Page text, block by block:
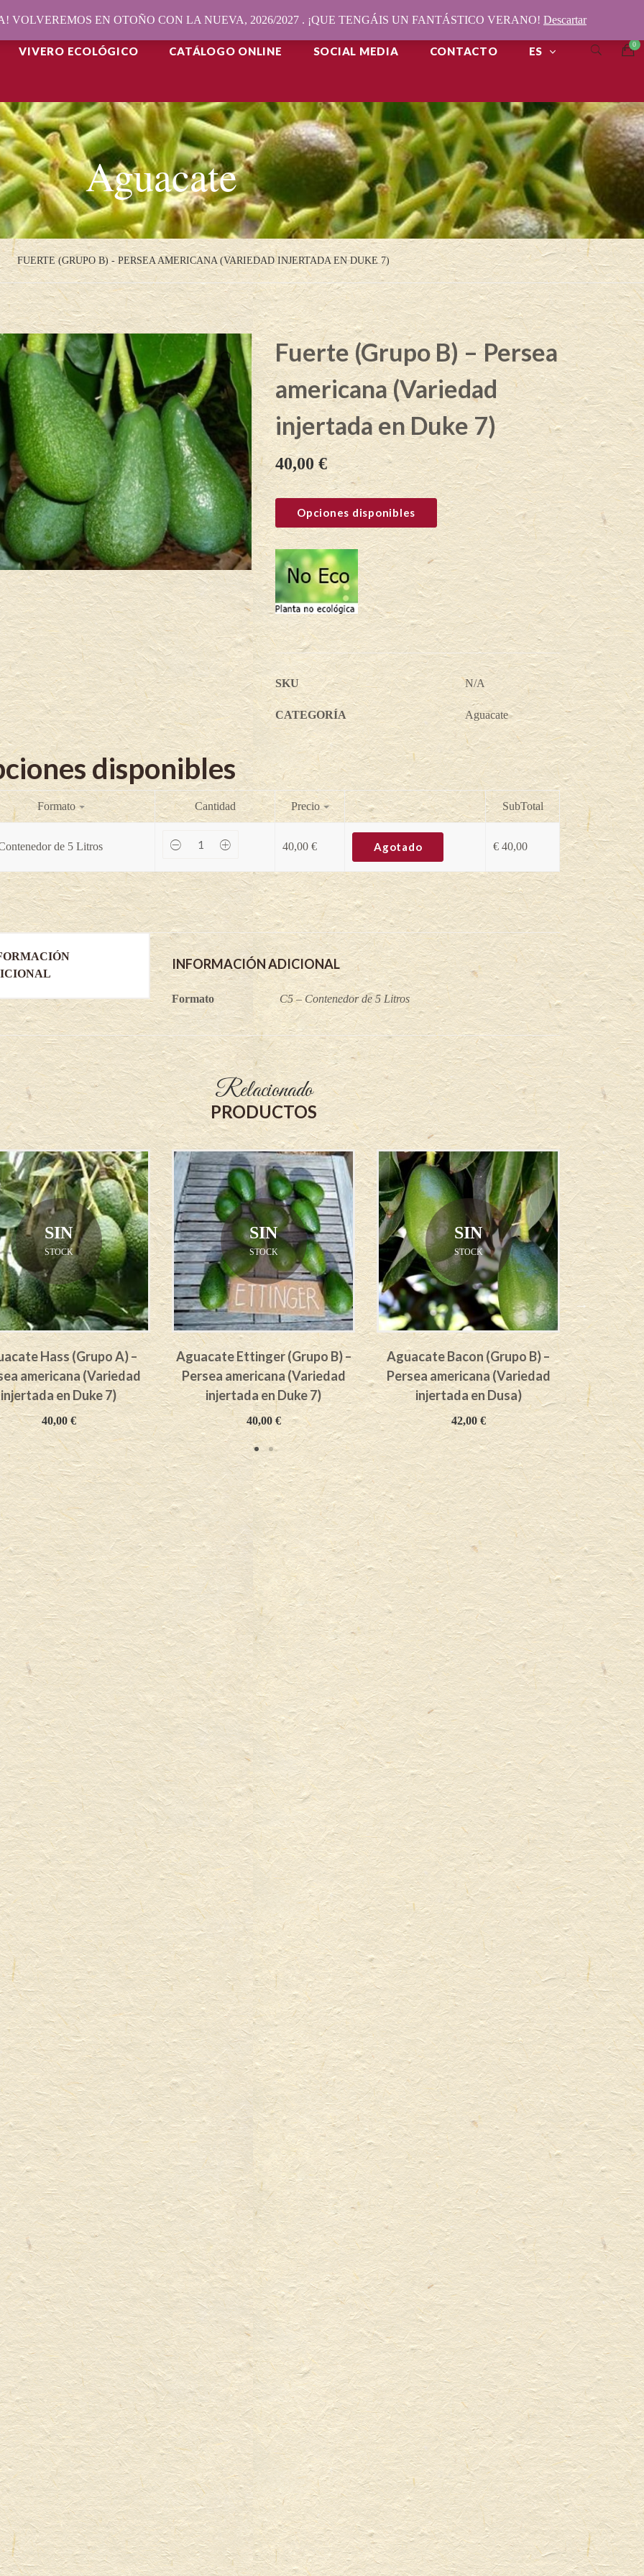
VIVERO ECOLÓGICO CATÁLOGO ONLINE SOCIAL MEDIA CONTACTO ES
Aguacate
FUERTE (GRUPO B) - PERSEA AMERICANA (VARIEDAD INJERTADA EN DUKE 7)
Fuerte (Grupo B) – Persea
americana (Variedad
injertada en Duke 7)
40,00€
Opciones disponibles
SKU N/A
CATEGORÍA Aguacate
disponibles
Formato Cantidad Precio SubTotal
de 5 Litros
Fuerte
(Grupo
-
Persea
americana
(Variedad
injertada
en
Duke
7)
quantity
40,00 € Agotado € 40,00
INFORMACIÓN ADICIONAL
Formato C5 – Contenedor de 5 Litros
Relacionado
PRODUCTOS
SIN
STOCK
Hass (Grupo A) –
americana (Variedad
injertada en Duke 7)
40,00 €
SIN
STOCK
Aguacate Ettinger (Grupo B) –
Persea americana (Variedad
injertada en Duke 7)
40,00€
SIN
STOCK
Aguacate Bacon (Grupo B) –
Persea americana (Variedad
injertada en Dusa)
42,00€
– Persea
VOLVEREMOS EN OTOÑO CON LA NUEVA, 2026/2027 . ¡QUE TENGÁIS UN FANTÁSTICO VERANO! Descartar